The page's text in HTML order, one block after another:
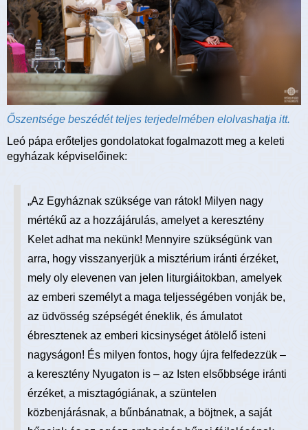
Őszentsége beszédét teljes terjedelmében elolvashatja itt.
Leó pápa erőteljes gondolatokat fogalmazott meg a keleti
egyházak képviselőinek:
„Az Egyháznak szüksége van rátok! Milyen nagy
mértékű az a hozzájárulás, amelyet a keresztény
Kelet adhat ma nekünk! Mennyire szükségünk van
arra, hogy visszanyerjük a misztérium iránti érzéket,
mely oly elevenen van jelen liturgiáitokban, amelyek
az emberi személyt a maga teljességében vonják be,
az üdvösség szépségét éneklik, és ámulatot
ébresztenek az emberi kicsinységet átölelő isteni
nagyságon! És milyen fontos, hogy újra felfedezzük –
a keresztény Nyugaton is – az Isten elsőbbsége iránti
érzéket, a misztagógiának, a szüntelen
közbenjárásnak, a bűnbánatnak, a böjtnek, a saját